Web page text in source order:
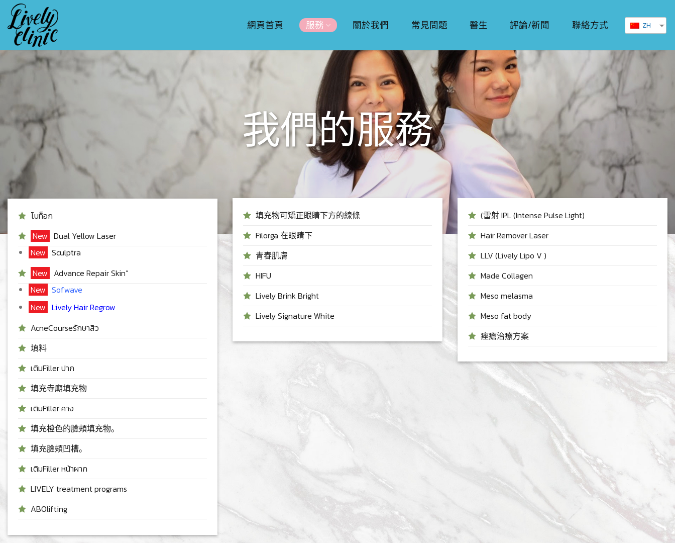
Skip
content
網頁首頁 服務 關於我們 常見問題 醫生 評論/新聞 聯絡方式 ZH
我們的服務
โบท็อก
New Dual Yellow Laser
New Sculptra
New Advance Repair Skin”
New Sofwave
New Lively Hair Regrow
AcneCourseรักษาสิว
填料
เติมFiller ปาก
填充寺廟填充物
เติมFiller คาง
填充橙色的臉頰填充物。
填充臉頰凹槽。
เติมFiller หน้าผาก
LIVELY treatment programs
ABOlifting
填充物可矯正眼睛下方的線條
Filorga 在眼睛下
青春肌膚
HIFU
Lively Brink Bright
Lively Signature White
(雷射 IPL (Intense Pulse Light)
Hair Remover Laser
LLV (Lively Lipo V )
Made Collagen
Meso melasma
Meso fat body
痤瘡治療方案